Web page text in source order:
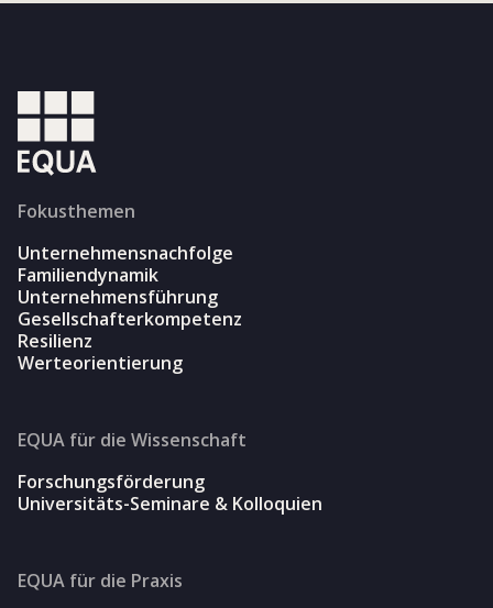
Fokusthemen
Unternehmensnachfolge
Familiendynamik
Unternehmensführung
Gesellschafterkompetenz
Resilienz
Werteorientierung
EQUA für die Wissenschaft
Forschungsförderung
Universitäts-Seminare & Kolloquien
EQUA für die Praxis